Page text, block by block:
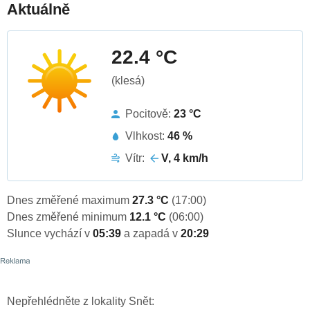
Aktuálně
22.4 °C
(klesá)
Pocitově: 23 °C
Vlhkost: 46 %
Vítr:
V, 4 km/h
Dnes změřené maximum 27.3 °C (17:00)
Dnes změřené minimum 12.1 °C (06:00)
Slunce vychází v 05:39 a zapadá v 20:29
Nepřehlédněte z lokality Snět: